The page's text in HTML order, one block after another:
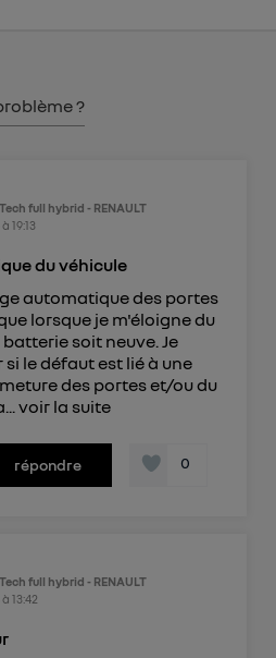
?
full hybrid - RENAULT
à 19:13
du véhicule
automatique des portes
lorsque je m'éloigne du
soit neuve. Je
le défaut est lié à une
des portes et/ou du
voir la suite
répondre 0
full hybrid - RENAULT
à 13:42
d'Utiq